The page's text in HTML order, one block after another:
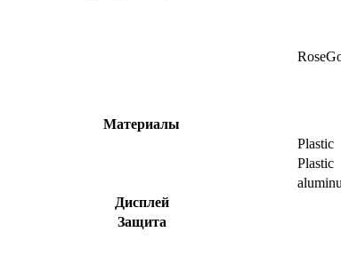
Материалы
Plastic
Plastic
Дисплей
Защита